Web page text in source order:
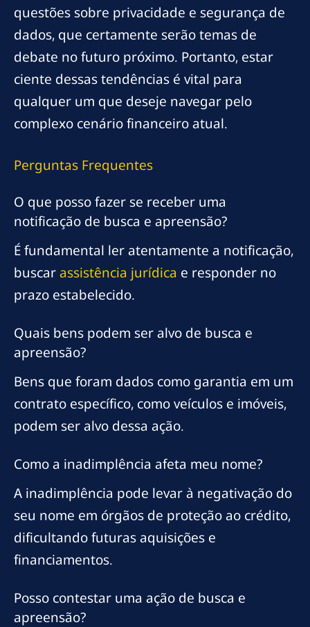
questões sobre privacidade e segurança de
dados, que certamente serão temas de
debate no futuro próximo. Portanto, estar
ciente dessas tendências é vital para
qualquer um que deseje navegar pelo
complexo cenário financeiro atual.
Perguntas Frequentes
O que posso fazer se receber uma
notificação de busca e apreensão?
É fundamental ler atentamente a notificação,
buscarassistência jurídica e responder no
prazo estabelecido.
Quais bens podem ser alvo de busca e
apreensão?
Bens que foram dados como garantia em um
contrato específico, como veículos e imóveis,
podem ser alvo dessa ação.
Como a inadimplência afeta meu nome?
A inadimplência pode levar à negativação do
seu nome em órgãos de proteção ao crédito,
dificultando futuras aquisições e
financiamentos.
Posso contestar uma ação de busca e
apreensão?